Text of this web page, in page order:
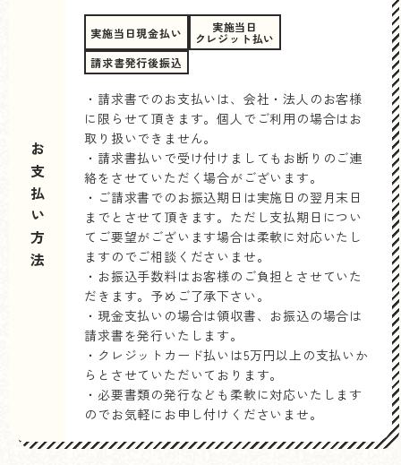
お支払い方法
実施当日現金払い 実施当日
クレジット払い
請求書発行後振込
・請求書でのお支払いは、会社・法人のお客様
に限らせて頂きます。個人でご利用の場合はお
取り扱いできません。
・請求書払いで受け付けましてもお断りのご連
絡をさせていただく場合がございます。
・ご請求書でのお振込期日は実施日の翌月末日
までとさせて頂きます。ただし支払期日につい
てご要望がございます場合は柔軟に対応いたし
ますのでご相談くださいませ。
・お振込手数料はお客様のご負担とさせていた
だきます。予めご了承下さい。
・現金支払いの場合は領収書、お振込の場合は
請求書を発行いたします。
・クレジットカード払いは5万円以上の支払いか
らとさせていただいております。
・必要書類の発行なども柔軟に対応いたします
のでお気軽にお申し付けくださいませ。